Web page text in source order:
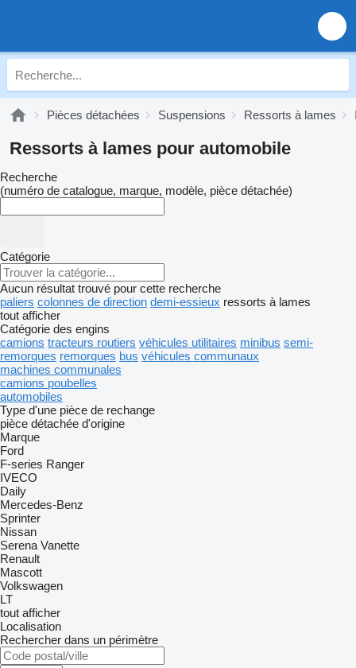
Pièces détachées Suspensions Ressorts à lames
Ressorts à lames pour automobile
Recherche
(numéro de catalogue, marque, modèle, pièce détachée)
Catégorie
Aucun résultat trouvé pour cette recherche
paliers colonnes de direction demi-essieux ressorts à lames
tout afficher
Catégorie des engins
camions tracteurs routiers véhicules utilitaires minibus semi-
remorques remorques bus véhicules communaux
machines communales
camions poubelles
automobiles
Type d'une pièce de rechange
pièce détachée d'origine
Marque
Ford
F-series Ranger
IVECO
Daily
Mercedes-Benz
Sprinter
Nissan
Serena Vanette
Renault
Mascott
Volkswagen
LT
tout afficher
Localisation
Rechercher dans un périmètre